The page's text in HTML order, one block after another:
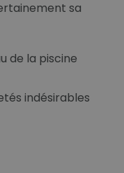
sa
de la piscine
indésirables